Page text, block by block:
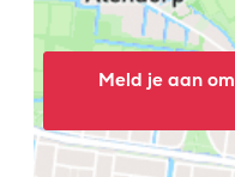
Meld je aan